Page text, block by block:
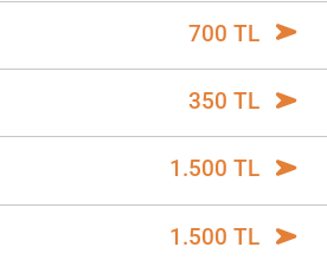
700 TL
350 TL
1.500 TL
1.500 TL